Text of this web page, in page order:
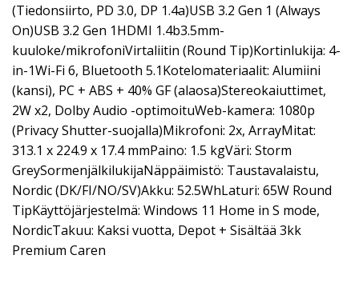
(Tiedonsiirto, PD 3.0, DP 1.4a)USB 3.2 Gen 1 (Always
On)USB 3.2 Gen 1HDMI 1.4b3.5mm-
kuuloke/mikrofoniVirtaliitin (Round Tip)Kortinlukija: 4-
in-1Wi-Fi 6, Bluetooth 5.1Kotelomateriaalit: Alumiini
(kansi), PC + ABS + 40% GF (alaosa)Stereokaiuttimet,
2W x2, Dolby Audio -optimoituWeb-kamera: 1080p
(Privacy Shutter-suojalla)Mikrofoni: 2x, ArrayMitat:
313.1 x 224.9 x 17.4 mmPaino: 1.5 kgVäri: Storm
GreySormenjälkilukijaNäppäimistö: Taustavalaistu,
Nordic (DK/FI/NO/SV)Akku: 52.5WhLaturi: 65W Round
TipKäyttöjärjestelmä: Windows 11 Home in S mode,
NordicTakuu: Kaksi vuotta, Depot + Sisältää 3kk
Premium Caren